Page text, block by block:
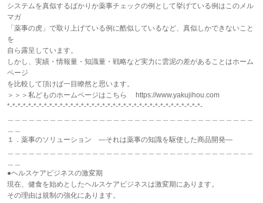
システムを真似するばかりか薬事チェックの例として挙げている例はこのメル
マガ
「薬事の虎」で取り上げている例に酷似しているなど、真似しかできないこと
を
自ら露呈しています。
しかし、実績・情報量・知識量・戦略など実力に雲泥の差があることはホーム
ページ
を比較して頂けば一目瞭然と思います。
＞＞＞私どものホームページはこちら https://www.yakujihou.com
*-*-*-*-*-*-*-*-*-*-*-*-*-*-*-*-*-*-*-*-*-*-*-*-*-*-*-*-*-*-*-*-*-*-*-*-*-
１．薬事のソリューション ―それは薬事の知識を駆使した商品開発―
●ヘルスケアビジネスの激変期
現在、健食を始めとしたヘルスケアビジネスは激変期にあります。
その理由は規制の強化にあります。